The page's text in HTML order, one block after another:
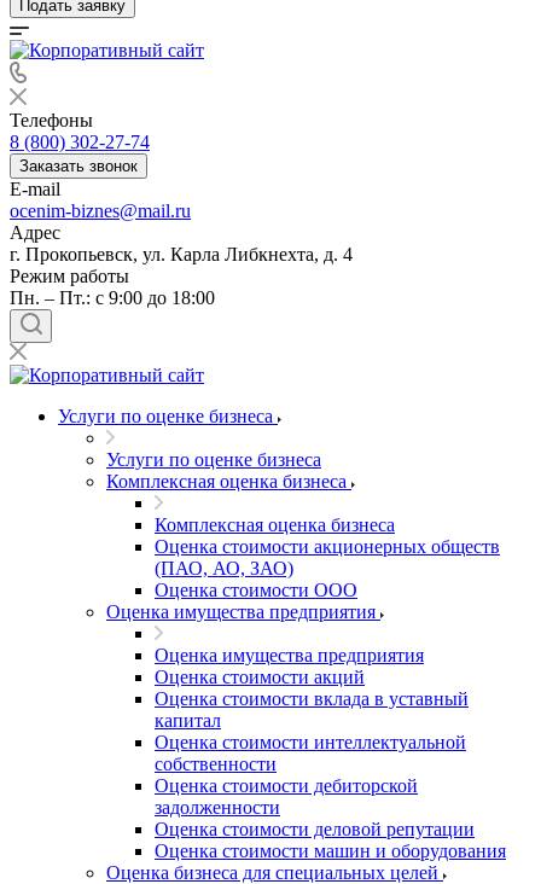
Подать заявку
Телефоны
8 (800) 302-27-74
Заказать звонок
E-mail
ocenim-biznes@mail.ru
Адрес
г. Прокопьевск, ул. Карла Либкнехта, д. 4
Режим работы
Пн. – Пт.: с 9:00 до 18:00
Услуги по оценке бизнеса
Услуги по оценке бизнеса
Комплексная оценка бизнеса
Комплексная оценка бизнеса
Оценка стоимости акционерных обществ
(ПАО, АО, ЗАО)
Оценка стоимости ООО
Оценка имущества предприятия
Оценка имущества предприятия
Оценка стоимости акций
Оценка стоимости вклада в уставный
капитал
Оценка стоимости интеллектуальной
собственности
Оценка стоимости дебиторской
задолженности
Оценка стоимости деловой репутации
Оценка стоимости машин и оборудования
Оценка бизнеса для специальных целей